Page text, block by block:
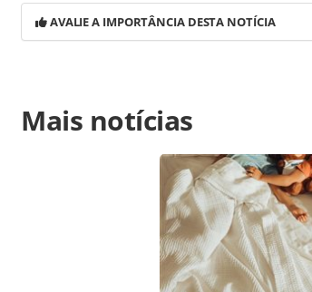
AVALIE A IMPORTÂNCIA DESTA NOTÍCIA
https://www.panrotas.com.br/mercado/
canela-com-as-chuvas-no-rio-grande-do-
na página. Todo o conteúdo produzido pela
legislação brasileira sobre direito autoral.
da PANROTAS Editora
Mais notícias